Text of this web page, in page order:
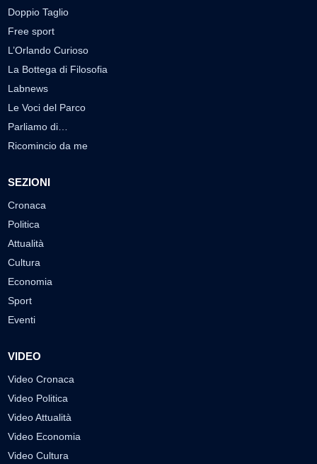
Doppio Taglio
Free sport
L’Orlando Curioso
La Bottega di Filosofia
Labnews
Le Voci del Parco
Parliamo di…
Ricomincio da me
SEZIONI
Cronaca
Politica
Attualità
Cultura
Economia
Sport
Eventi
VIDEO
Video Cronaca
Video Politica
Video Attualità
Video Economia
Video Cultura